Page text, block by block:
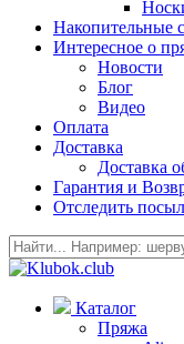
Накопительные
Интересное о
Новости
Блог
Видео
Оплата
Доставка
Доставка
Гарантия и
Отследить
Каталог
Пряжа